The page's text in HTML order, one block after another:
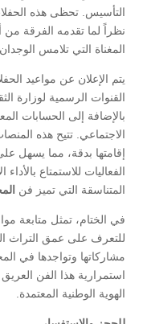
التأسيس. تحظى هذه
نظراً لما تقدمه الفرقة من
المغناة التي تلامس الوجدان.
​يتم الإعلان عن مواعيد
القنوات الرسمية لوزارة
بالإضافة إلى الحسابات
الاجتماعي. تتيح هذه
إقامتها بدقة، مما يسهل
الفعاليات للاستمتاع
المتناسقة التي تميز فن
​في الختام، تمثل متابعة
للتعرف على عمق التراث
مشاركاتها وتواجدها في
استمرارية هذا الفن
الهوية الوطنية المعتمدة.